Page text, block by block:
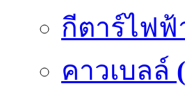
กีตาร์ไฟฟ้
คาวเบลล์